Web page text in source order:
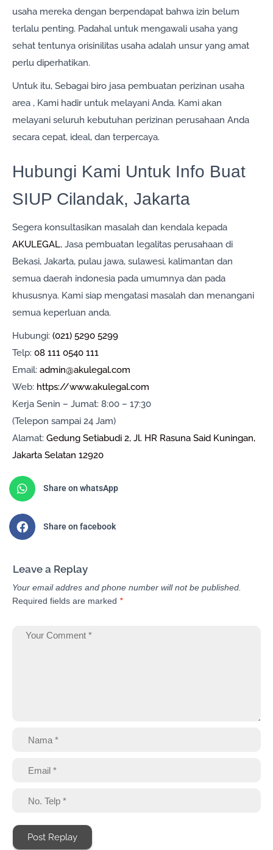
usaha mereka dengan berpendapat bahwa izin belum
terlalu penting. Padahal untuk mengawali usaha yang
sehat tentunya orisinilitas usaha adalah unsur yang amat
perlu diperhatikan.
Untuk itu, Sebagai biro jasa pembuatan perizinan usaha
area , Kami hadir untuk melayani Anda. Kami akan
melayani seluruh kebutuhan perizinan perusahaan Anda
secara cepat, ideal, dan terpercaya.
Hubungi Kami Untuk Info Buat
SIUP Cilandak, Jakarta
Segera konsultasikan masalah dan kendala kepada
AKULEGAL, Jasa pembuatan legalitas perusahaan di
Bekasi, Jakarta, pulau jawa, sulawesi, kalimantan dan
semua daerah indonesia pada umumnya dan pada
khususnya. Kami siap mengatasi masalah dan menangani
semua keperluan anda.
Hubungi: (021) 5290 5299
Telp: 08 111 0540 111
Email: admin@akulegal.com
Web: https://www.akulegal.com
Kerja Senin – Jumat: 8:00 – 17:30
(Telepon sampai 24 Jam)
Alamat: Gedung Setiabudi 2, Jl. HR Rasuna Said Kuningan,
Jakarta Selatan 12920
Share on whatsApp
Share on facebook
Leave a Replay
Your email addres and phone number will not be published.
Required fields are marked *
Post Replay